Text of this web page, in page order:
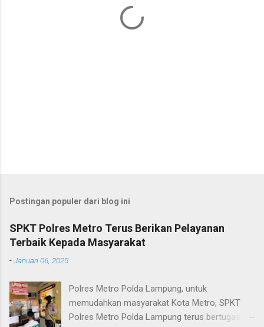
Postingan populer dari blog ini
SPKT Polres Metro Terus Berikan Pelayanan
Terbaik Kepada Masyarakat
-Januari 06, 2025
Polres Metro Polda Lampung, untuk
memudahkan masyarakat Kota Metro, SPKT
Polres Metro Polda Lampung terus bertugas